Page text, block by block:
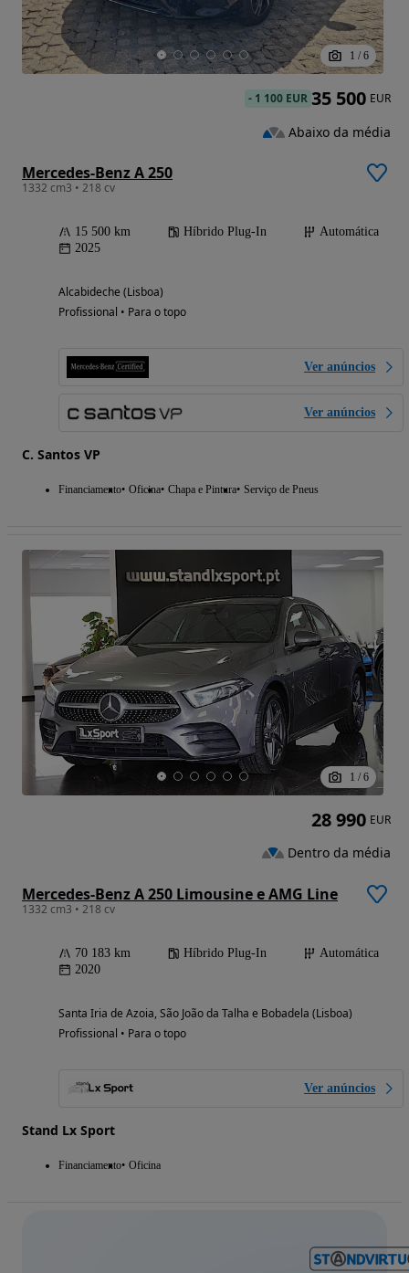
1 / 6
Mercedes-Benz A 250
1332 cm3 • 218 cv
15 500 km Híbrido Plug-In
Automática
2025
Alcabideche (Lisboa)
Profissional • Para o topo
Ver anúncios
Ver anúncios
C. Santos VP
Financiamento Oficina Chapa e Pintura Serviço de Pneus
- 1 100 EUR 35 500 EUR
Abaixo da média
1 / 6
Mercedes-Benz A 250 Limousine e AMG Line
1332 cm3 • 218 cv
70 183 km Híbrido Plug-In
Automática
2020
Santa Iria de Azoia, São João da Talha e Bobadela (Lisboa)
Profissional • Para o topo
Ver anúncios
Stand Lx Sport
Financiamento Oficina
28 990 EUR
Dentro da média